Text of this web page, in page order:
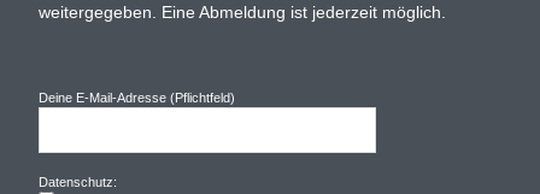
weitergegeben. Eine Abmeldung ist jederzeit möglich.
Deine E-Mail-Adresse (Pflichtfeld)
Datenschutz: